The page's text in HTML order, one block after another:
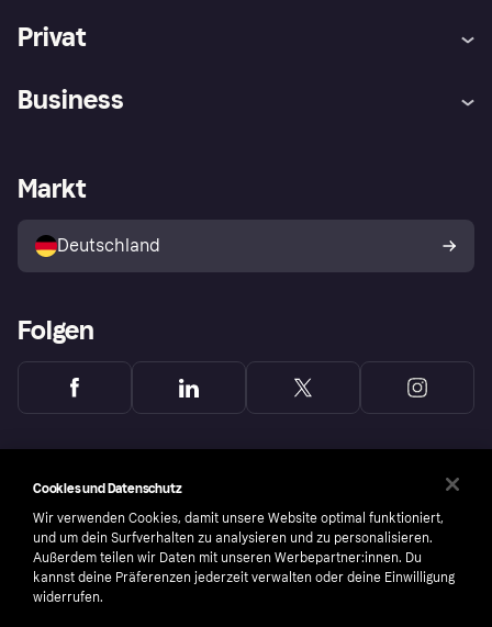
Privat
Klarna App
Shops entdecken
Käuferschutzrichtlinie
Dein Widerrufsrecht
Business
Händlerportal
Markt
Deutschland
Folgen
Cookies und Datenschutz
Wir verwenden Cookies, damit unsere Website optimal funktioniert,
und um dein Surfverhalten zu analysieren und zu personalisieren.
Außerdem teilen wir Daten mit unseren Werbepartner:innen. Du
kannst deine Präferenzen jederzeit verwalten oder deine Einwilligung
widerrufen.